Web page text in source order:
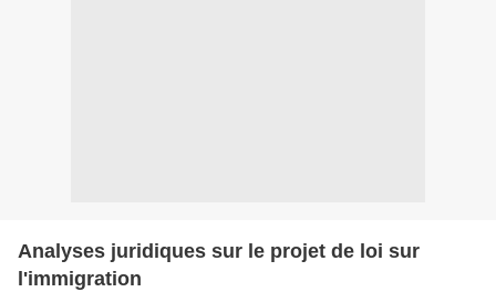
Analyses juridiques sur le projet de loi sur
l'immigration